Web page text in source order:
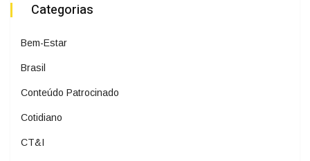
Categorias
Bem-Estar
Brasil
Conteúdo Patrocinado
Cotidiano
CT&I